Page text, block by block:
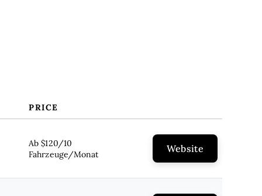
PRICE
Ab $120/10
Fahrzeuge/Monat
Website